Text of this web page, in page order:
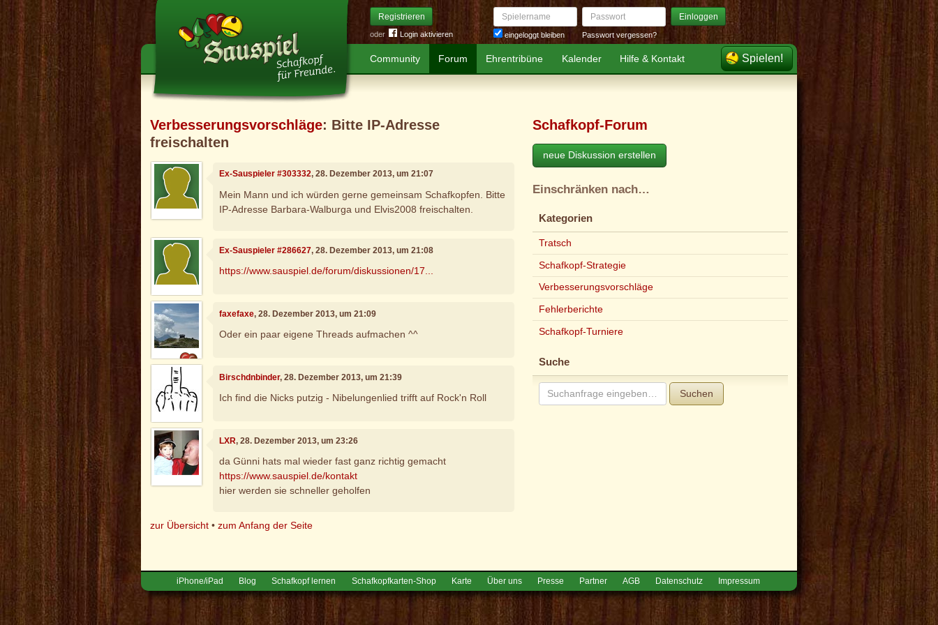
Registrieren
oder Login aktivieren
Spielername
eingeloggt bleiben
Passwort Einloggen
Passwort vergessen?
Community Forum Ehrentribüne Kalender Hilfe & Kontakt Spielen!
Verbesserungsvorschläge: Bitte IP-Adresse
freischalten
Ex-Sauspieler #303332, 28. Dezember 2013, um 21:07
Mein Mann und ich würden gerne gemeinsam Schafkopfen. Bitte
IP-Adresse Barbara-Walburga und Elvis2008 freischalten.
Ex-Sauspieler #286627, 28. Dezember 2013, um 21:08
https://www.sauspiel.de/forum/diskussionen/17...
faxefaxe, 28. Dezember 2013, um 21:09
Oder ein paar eigene Threads aufmachen ^^
Birschdnbinder, 28. Dezember 2013, um 21:39
Ich find die Nicks putzig - Nibelungenlied trifft auf Rock'n Roll
LXR, 28. Dezember 2013, um 23:26
da Günni hats mal wieder fast ganz richtig gemacht
https://www.sauspiel.de/kontakt
hier werden sie schneller geholfen
zur Übersicht •zum Anfang der Seite
Schafkopf-Forum
neue Diskussion erstellen
Einschränken nach…
Kategorien
Tratsch
Schafkopf-Strategie
Verbesserungsvorschläge
Fehlerberichte
Schafkopf-Turniere
Suche
Suchen
iPhone/iPad Blog Schafkopf lernen Schafkopfkarten-Shop Karte Über uns Presse Partner AGB Datenschutz Impressum